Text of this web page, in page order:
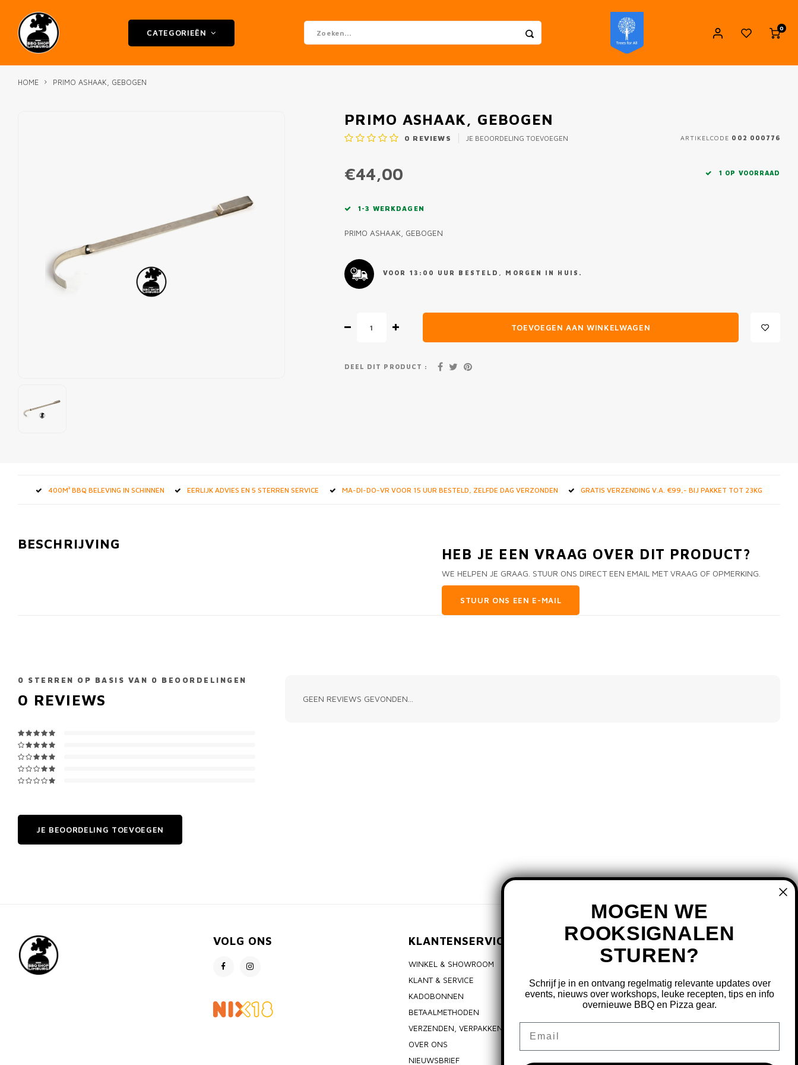
CATEGORIEËN
0
HOME PRIMO ASHAAK, GEBOGEN
PRIMO ASHAAK, GEBOGEN
0 REVIEWS JE BEOORDELING TOEVOEGEN ARTIKELCODE 002 000776
€44,00 1 OP VOORRAAD
1-3 WERKDAGEN
PRIMO ASHAAK, GEBOGEN
VOOR 13:00 UUR BESTELD, MORGEN IN HUIS.
TOEVOEGEN AAN WINKELWAGEN
DEEL DIT PRODUCT :
400M² BBQ BELEVING IN SCHINNEN EERLIJK ADVIES EN 5 STERREN SERVICE MA-DI-DO-VR VOOR 15 UUR BESTELD, ZELFDE DAG VERZONDEN GRATIS VERZENDING V.A. €99,- BIJ PAKKET TOT 23KG
BESCHRIJVING
HEB JE EEN VRAAG OVER DIT PRODUCT?
WE HELPEN JE GRAAG. STUUR ONS DIRECT EEN EMAIL MET VRAAG OF OPMERKING.
STUUR ONS EEN E-MAIL
0 STERREN OP BASIS VAN 0 BEOORDELINGEN
0 REVIEWS
JE BEOORDELING TOEVOEGEN
GEEN REVIEWS GEVONDEN...
VOLG ONS KLANTENSERVICE
WINKEL & SHOWROOM
KLANT & SERVICE
KADOBONNEN
BETAALMETHODEN
VERZENDEN, VERPAKKEN & RETOURNEREN
OVER ONS
NIEUWSBRIEF
MIJN ACCOUNT
REGISTREREN
MIJN BESTELLINGEN
MIJN TICKETS
MIJN VERLANGLIJST
MOGEN WE
ROOKSIGNALEN
STUREN?
Schrijf je in en ontvang regelmatig relevante updates over
events, nieuws over workshops, leuke recepten, tips en info
overnieuwe BBQ en Pizza gear.